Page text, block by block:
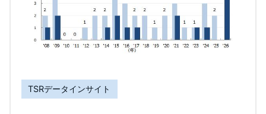
TSRデータインサイト